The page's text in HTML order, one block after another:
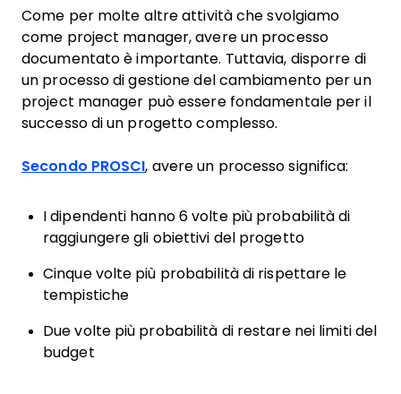
Come per molte altre attività che svolgiamo
come project manager, avere un processo
documentato è importante. Tuttavia, disporre di
un processo di gestione del cambiamento per un
project manager può essere fondamentale per il
successo di un progetto complesso.
Secondo PROSCI, avere un processo significa:
I dipendenti hanno 6 volte più probabilità di
raggiungere gli obiettivi del progetto
Cinque volte più probabilità di rispettare le
tempistiche
Due volte più probabilità di restare nei limiti del
budget